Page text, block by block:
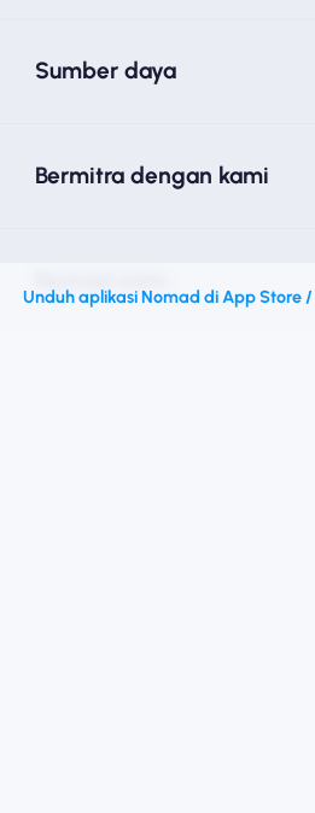
Sumber daya
Bermitra dengan kami
Unduh aplikasi Nomad di App Store